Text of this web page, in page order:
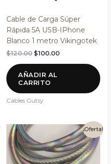
Cable de Carga Súper
Rápida 5A USB-IPhone
Blanco 1 metro Vikingotek
$120.00 $100.00
AÑADIR AL
CARRITO
Cables Gutsy
¡Oferta!
El
original
era:
$80.00.
precio
actual
es:
$70.00.